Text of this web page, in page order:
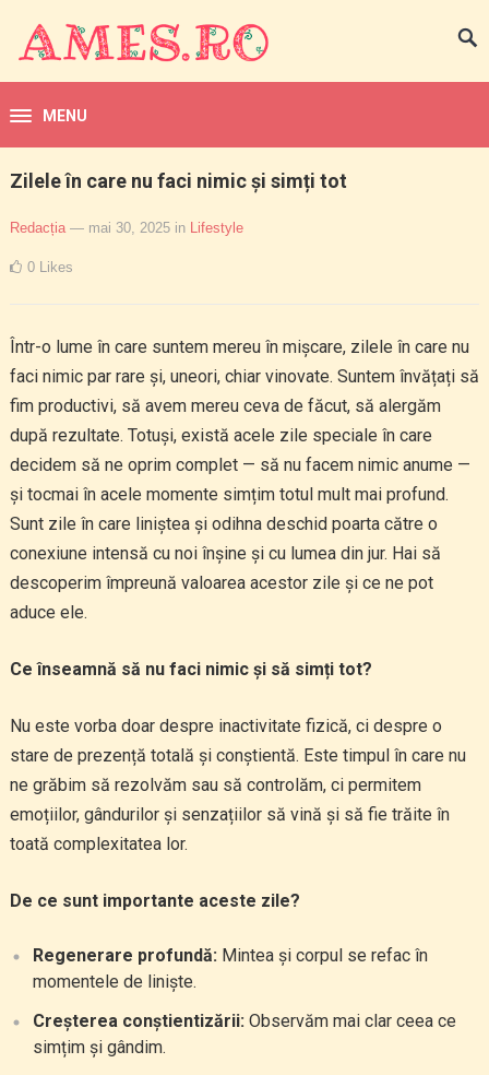
MENU
Zilele în care nu faci nimic și simți tot
Redacția — mai 30, 2025 in Lifestyle
0 Likes
Într-o lume în care suntem mereu în mișcare, zilele în care nu
faci nimic par rare și, uneori, chiar vinovate. Suntem învățați să
fim productivi, să avem mereu ceva de făcut, să alergăm
după rezultate. Totuși, există acele zile speciale în care
decidem să ne oprim complet — să nu facem nimic anume —
și tocmai în acele momente simțim totul mult mai profund.
Sunt zile în care liniștea și odihna deschid poarta către o
conexiune intensă cu noi înșine și cu lumea din jur. Hai să
descoperim împreună valoarea acestor zile și ce ne pot
aduce ele.
Ce înseamnă să nu faci nimic și să simți tot?
Nu este vorba doar despre inactivitate fizică, ci despre o
stare de prezență totală și conștientă. Este timpul în care nu
ne grăbim să rezolvăm sau să controlăm, ci permitem
emoțiilor, gândurilor și senzațiilor să vină și să fie trăite în
toată complexitatea lor.
De ce sunt importante aceste zile?
Regenerare profundă: Mintea și corpul se refac în
momentele de liniște.
Creșterea conștientizării: Observăm mai clar ceea ce
simțim și gândim.